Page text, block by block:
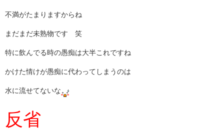
不満がたまりますからね
まだまだ未熟物です 笑
特に飲んでる時の愚痴は大半これですね
かけた情けが愚痴に代わってしまうのは
水に流せてないな
反省